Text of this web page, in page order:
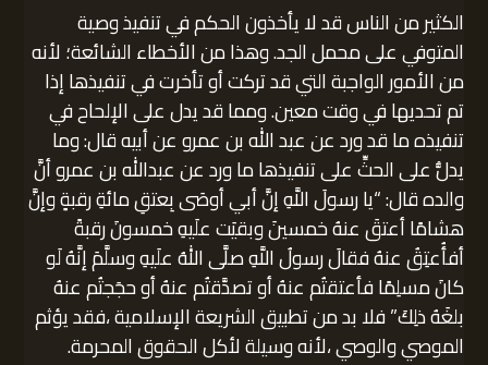
الكثير من الناس قد لا يأخذون الحكم في تنفيذ وصية
المتوفي على محمل الجد. وهذا من الأخطاء الشائعة؛ لأنه
من الأمور الواجبة التي قد تركت أو تأخرت في تنفيذها إذا
تم تحديها في وقت معين. ومما قد يدل على الإلحاح في
تنفيذه ما قد ورد عن عبد الله بن عمرو عن أبيه قال: وما
يدلُّ على الحثِّ على تنفيذها ما ورد عن عبدالله بن عمرو أنَّ
والده قال: “يا رسولَ اللَّهِ إنَّ أبي أوصَى بِعتقِ مائةِ رقبةٍ وإنَّ
هشامًا أعتقَ عنهُ خمسينَ وبقيَت علَيهِ خمسونَ رقبةً
أفأُعتِقُ عنهُ فقالَ رسولُ اللَّهِ صلَّى اللهُ علَيهِ وسلَّمَ إنَّهُ لَو
كانَ مسلِمًا فأعتقتُم عنهُ أو تصدَّقتُم عنهُ أو حجَجتُم عنهُ
بلغَهُ ذلِكَ” فلا بد من تطبيق الشريعة الإسلامية ،فقد يؤثم
الموصي والوصي ،لأنه وسيلة لأكل الحقوق المحرمة.